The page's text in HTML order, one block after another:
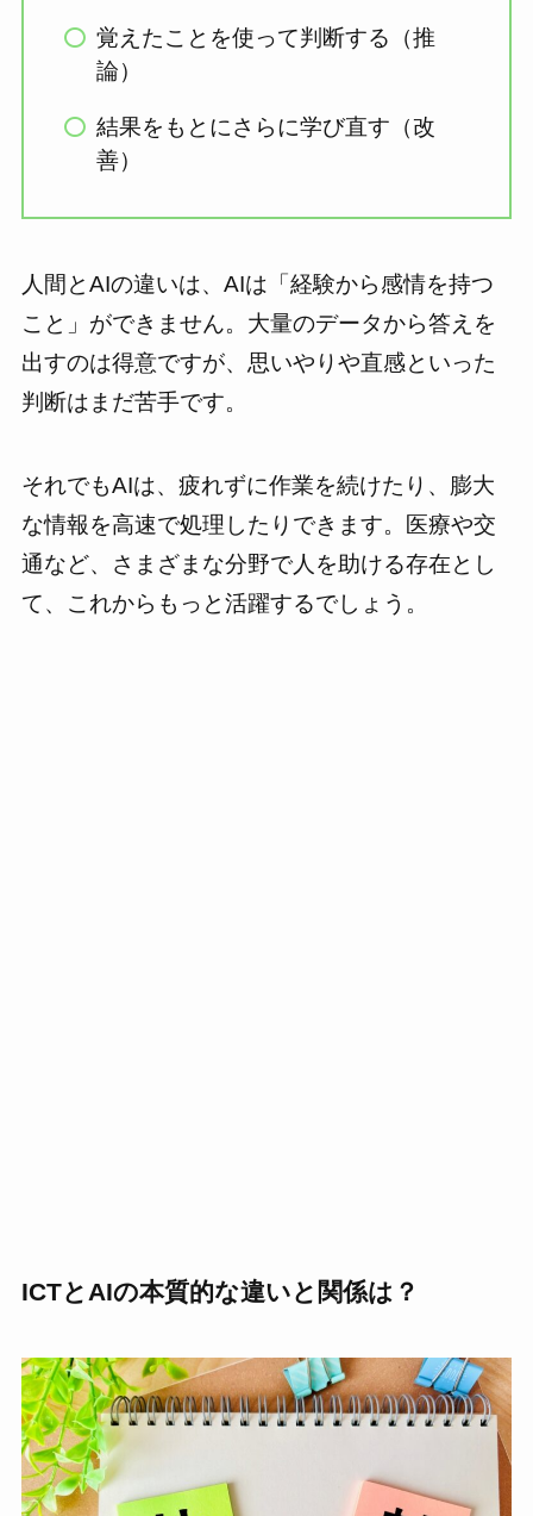
覚えたことを使って判断する（推
論）
結果をもとにさらに学び直す（改
善）
人間とAIの違いは、AIは「経験から感情を持つ
こと」ができません。大量のデータから答えを
出すのは得意ですが、思いやりや直感といった
判断はまだ苦手です。
それでもAIは、疲れずに作業を続けたり、膨大
な情報を高速で処理したりできます。医療や交
通など、さまざまな分野で人を助ける存在とし
て、これからもっと活躍するでしょう。
ICTとAIの本質的な違いと関係は？